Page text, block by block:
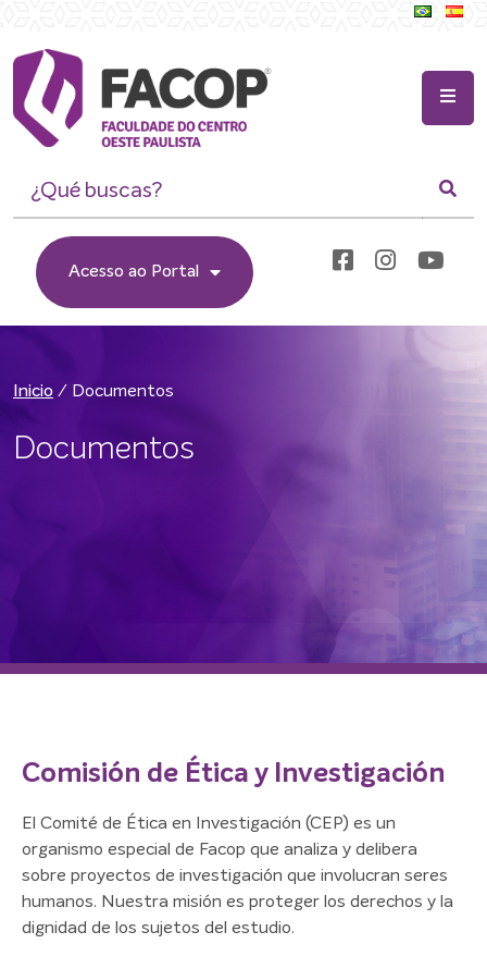
Acesso ao Portal
Inicio / Documentos
Documentos
Comisión de Ética y Investigación
El Comité de Ética en Investigación (CEP) es un
organismo especial de Facop que analiza y delibera
sobre proyectos de investigación que involucran seres
humanos. Nuestra misión es proteger los derechos y la
dignidad de los sujetos del estudio.